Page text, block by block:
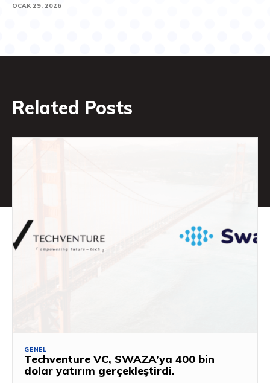
OCAK 29, 2026
Related Posts
GENEL
Techventure VC, SWAZA’ya 400 bin
dolar yatırım gerçekleştirdi.